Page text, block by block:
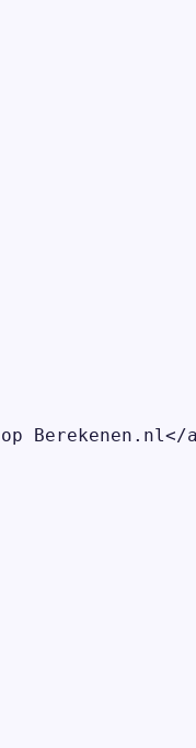
Berekenen.nl</